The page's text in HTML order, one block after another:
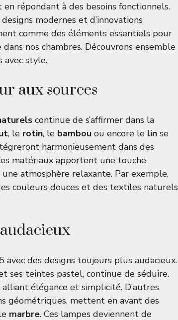
répondant à des besoins fonctionnels.
designs modernes et d’innovations
comme des éléments essentiels pour
nos chambres. Découvrons ensemble
avec style.
aux sources
continue de s’affirmer dans la
, le rotin, le bambou ou encore le lin se
harmonieusement dans des
matériaux apportent une touche
atmosphère relaxante. Par exemple,
couleurs douces et des textiles naturels
des designs toujours plus audacieux.
ses teintes pastel, continue de séduire.
élégance et simplicité. D’autres
géométriques, mettent en avant des
marbre. Ces lampes deviennent de